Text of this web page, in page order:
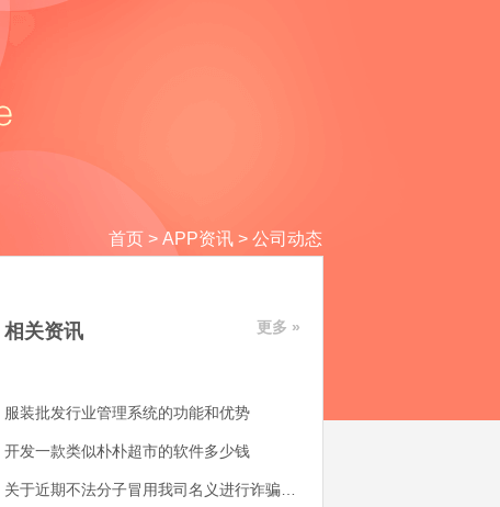
首页 > APP资讯 > 公司动态
相关资讯 更多 »
服装批发行业管理系统的功能和优势
开发一款类似朴朴超市的软件多少钱